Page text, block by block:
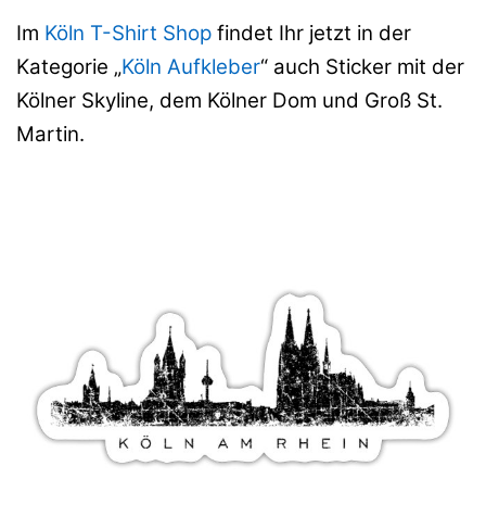
Im Köln T-Shirt Shop findet Ihr jetzt in der
Kategorie „Köln Aufkleber“ auch Sticker mit der
Kölner Skyline, dem Kölner Dom und Groß St.
Martin.